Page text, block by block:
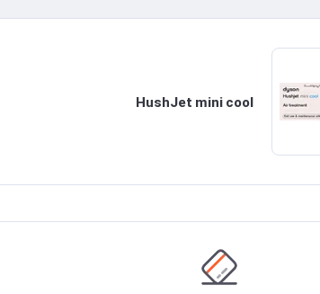
HushJet mini cool